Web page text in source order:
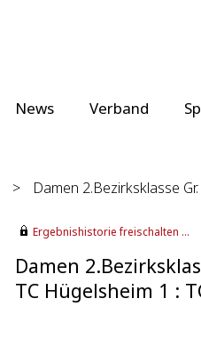
News Verband
> Damen 2.Bezirksklasse
Ergebnishistorie freischalten ...
Damen
TC Hügelsheim 1 :